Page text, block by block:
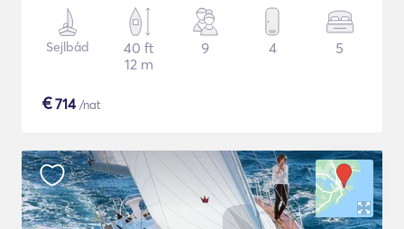
Sejlbåd
40 ft
12 m
9 4 5
€714/nat